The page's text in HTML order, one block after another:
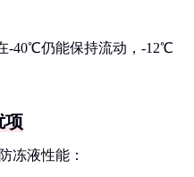
-40℃仍能保持流动，-12℃
项
冻液性能：